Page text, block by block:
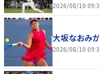
2026/08/10
大坂なおみ
2026/08/10